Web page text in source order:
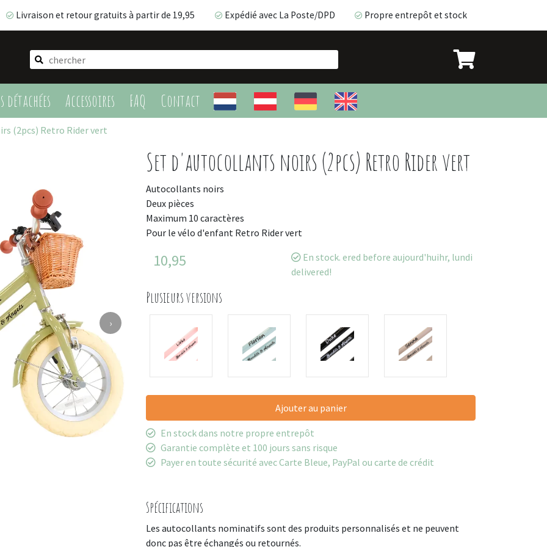
Livraison et retour gratuits à partir de 19,95 Expédié avec La Poste/DPD Propre entrepôt et stock
détachées Accessoires FAQ Contact
Livraison et retour gratuits à partir de 19,95 Expédié avec La Poste/DPD
(2pcs) Retro Rider vert
›
Set d'autocollants noirs (2pcs) Retro Rider vert
Autocollants noirs
Deux pièces
Maximum 10 caractères
Pour le vélo d'enfant Retro Rider vert
10,95
En stock. ered before aujourd'huihr, lundi
delivered!
Plusieurs versions
Ajouter au panier
En stock dans notre propre entrepôt
Garantie complète et 100 jours sans risque
Payer en toute sécurité avec Carte Bleue, PayPal ou carte de crédit
Spécifications
Les autocollants nominatifs sont des produits personnalisés et ne peuvent
donc pas être échangés ou retournés.